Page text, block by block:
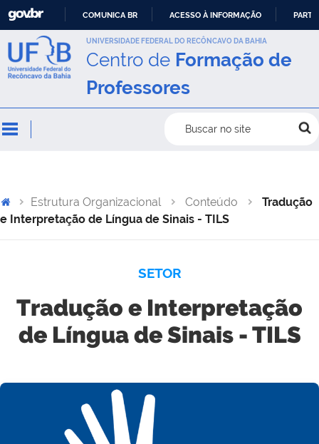
IR
PARA
CONTEÚDO
COMUNICA BR ACESSO À INFORMAÇÃO
UNIVERSIDADE FEDERAL DO RECÔNCAVO DA BAHIA
Centro de Formação de
Professores
Buscar no site
Estrutura Organizacional Conteúdo
Tradução
e Interpretação de Língua de Sinais - TILS
SETOR
Tradução e Interpretação
de Língua de Sinais - TILS